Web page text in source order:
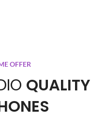
OFFER
QUALITY